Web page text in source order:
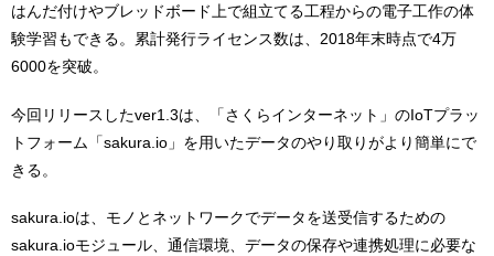
はんだ付けやブレッドボード上で組立てる工程からの電子工作の体
験学習もできる。累計発行ライセンス数は、2018年末時点で4万
6000を突破。
今回リリースしたver1.3は、「さくらインターネット」のIoTプラッ
トフォーム「sakura.io」を用いたデータのやり取りがより簡単にで
きる。
sakura.ioは、モノとネットワークでデータを送受信するための
sakura.ioモジュール、通信環境、データの保存や連携処理に必要な